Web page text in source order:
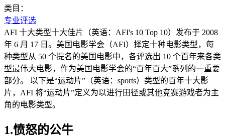
类目：
专业评选
AFI 十大类型十大佳片（英语：AFI's 10 Top 10）发布于 2008
年 6 月 17 日。美国电影学会（AFI）择定十种电影类型，每
种类型从 50 个提名的美国电影中，各评选出 10 个百年来各类
型最伟大电影，作为美国电影学会的“百年百大”系列的一重要
部分。 以下是“运动片”（英语：sports）类型的百年十大影
片，AFI 将“运动片”定义为以进行田径或其他竞赛游戏者为主
角的电影类型。
1.愤怒的公牛